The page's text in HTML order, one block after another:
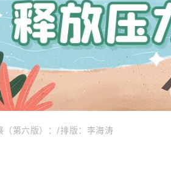
第六版）：/排版：李海涛